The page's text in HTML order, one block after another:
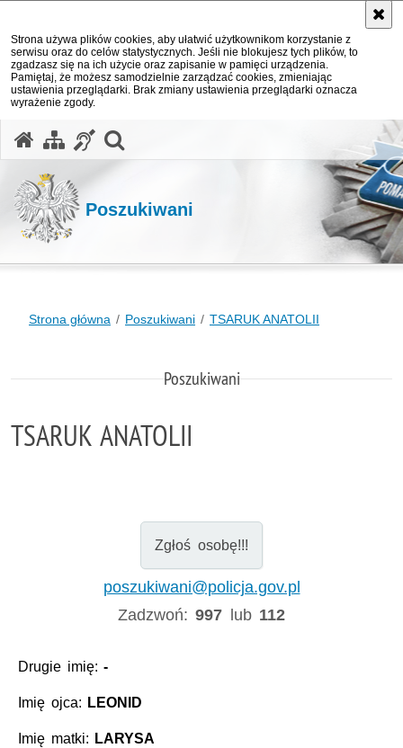
Strona używa plików cookies, aby ułatwić użytkownikom korzystanie z
serwisu oraz do celów statystycznych. Jeśli nie blokujesz tych plików, to
zgadzasz się na ich użycie oraz zapisanie w pamięci urządzenia.
Pamiętaj, że możesz samodzielnie zarządzać cookies, zmieniając
ustawienia przeglądarki. Brak zmiany ustawienia przeglądarki oznacza
wyrażenie zgody.
Poszukiwani
Strona główna Poszukiwani TSARUK ANATOLII
Poszukiwani
TSARUK ANATOLII
Zgłoś osobę!!!
poszukiwani@policja.gov.pl
Zadzwoń:997 lub 112
Drugie imię:-
Imię ojca: LEONID
Imię matki: LARYSA